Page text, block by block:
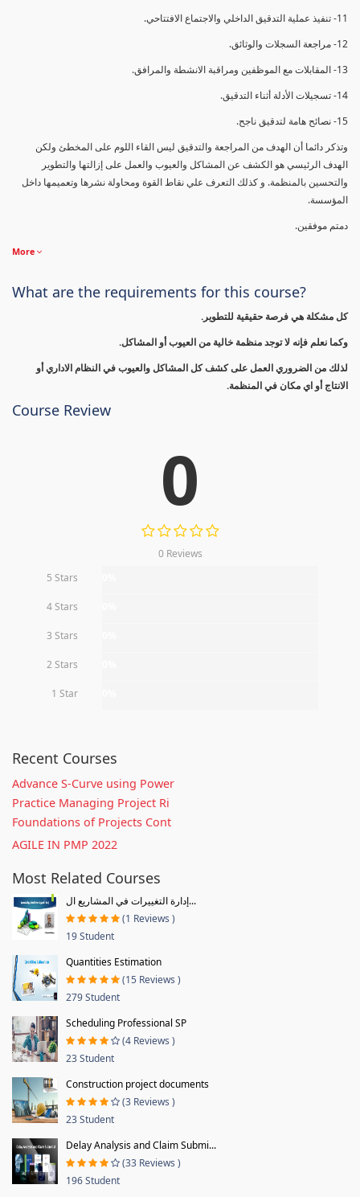
11- تنفيذ عملية التدقيق الداخلي والاجتماع الافتتاحي.
12- مراجعة السجلات والوثائق.
13- المقابلات مع الموظفين ومراقبة الانشطة والمرافق.
14- تسجيلات الأدلة أثناء التدقيق.
15- نصائح هامة لتدقيق ناجح.
وتذكر دائما أن الهدف من المراجعة والتدقيق ليس القاء اللوم على المخطئ ولكن
الهدف الرئيسي هو الكشف عن المشاكل والعيوب والعمل على إزالتها والتطوير
والتحسين بالمنظمة. و كذلك التعرف علي نقاط القوة ومحاولة نشرها وتعميمها داخل
المؤسسة.
دمتم موفقين.
More
What are the requirements for this course?
كل مشكلة هي فرصة حقيقية للتطوير.
وكما نعلم فإنه لا توجد منظمة خالية من العيوب أو المشاكل.
لذلك من الضروري العمل على كشف كل المشاكل والعيوب في النظام الاداري أو
الانتاج أو اي مكان في المنظمة.
Course Review
0
0 Reviews
5 Stars
4 Stars
3 Stars
2 Stars
1 Star
Recent Courses
Advance S-Curve using Power
Practice Managing Project Ri
Foundations of Projects Cont
AGILE IN PMP 2022
Most Related Courses
إدارة التغييرات في المشاريع ال...
(1 Reviews )
19 Student
Quantities Estimation
(15 Reviews )
279 Student
Scheduling Professional SP
(4 Reviews )
23 Student
Construction project documents
(3 Reviews )
23 Student
Delay Analysis and Claim Submi...
(33 Reviews )
196 Student